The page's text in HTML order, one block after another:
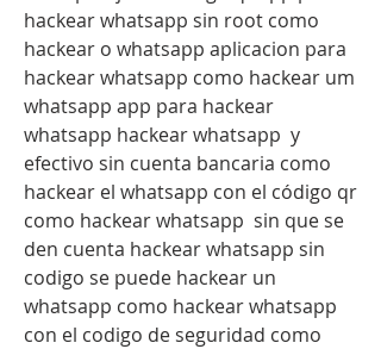
hackear whatsapp sin root como
hackear o whatsapp aplicacion para
hackear whatsapp como hackear um
whatsapp app para hackear
whatsapp hackear whatsapp  y
efectivo sin cuenta bancaria como
hackear el whatsapp con el código qr
como hackear whatsapp  sin que se
den cuenta hackear whatsapp sin
codigo se puede hackear un
whatsapp como hackear whatsapp
con el codigo de seguridad como